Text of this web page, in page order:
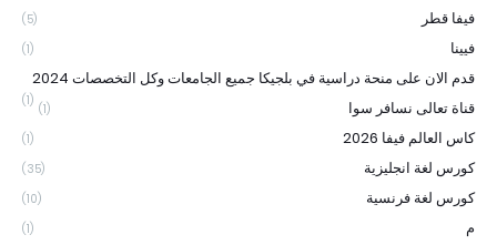
فيفا قطر (5)
فيينا (1)
قدم الان على منحة دراسية في بلجيكا جميع الجامعات وكل التخصصات 2024
(1) قناة تعالى نسافر سوا (1)
كاس العالم فيفا 2026 (1)
كورس لغة انجليزية (35)
كورس لغة فرنسية (10)
م (1)